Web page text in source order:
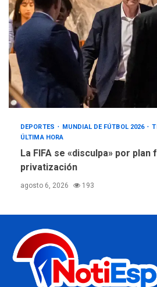
DEPORTES MUNDIAL DE FÚTBOL 2026
ÚLTIMA HORA
La FIFA se «disculpa» por plan
privatización
agosto 6, 2026 193